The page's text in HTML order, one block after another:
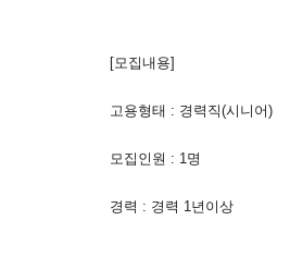
[모집내용]
고용형태 : 경력직(시니어)
모집인원 : 1명
경력 : 경력 1년이상